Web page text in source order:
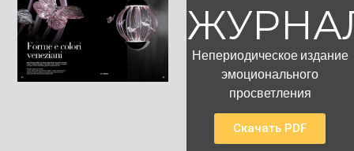
Непериодическое издание
эмоционального
просветления
Скачать PDF